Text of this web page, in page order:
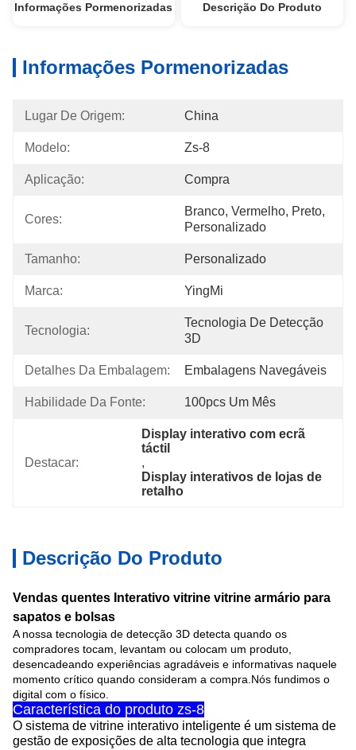
Informações Pormenorizadas Descrição Do Produto
Informações Pormenorizadas
Lugar De Origem: China
Modelo: Zs-8
Aplicação: Compra
Cores:
Branco, Vermelho, Preto,
Personalizado
Tamanho: Personalizado
Marca: YingMi
Tecnologia:
Tecnologia De Detecção
3D
Detalhes Da Embalagem: Embalagens Navegáveis
Habilidade Da Fonte: 100pcs Um Mês
Destacar:
Display interativo com ecrã
táctil
,
Display interativos de lojas de
retalho
Descrição Do Produto
Vendas quentes Interativo vitrine vitrine armário para
sapatos e bolsas
A nossa tecnologia de detecção 3D detecta quando os
compradores tocam, levantam ou colocam um produto,
desencadeando experiências agradáveis e informativas naquele
momento crítico quando consideram a compra.Nós fundimos o
digital com o físico.
Característica do produto zs-8
O sistema de vitrine interativo inteligente é um sistema de
gestão de exposições de alta tecnologia que integra